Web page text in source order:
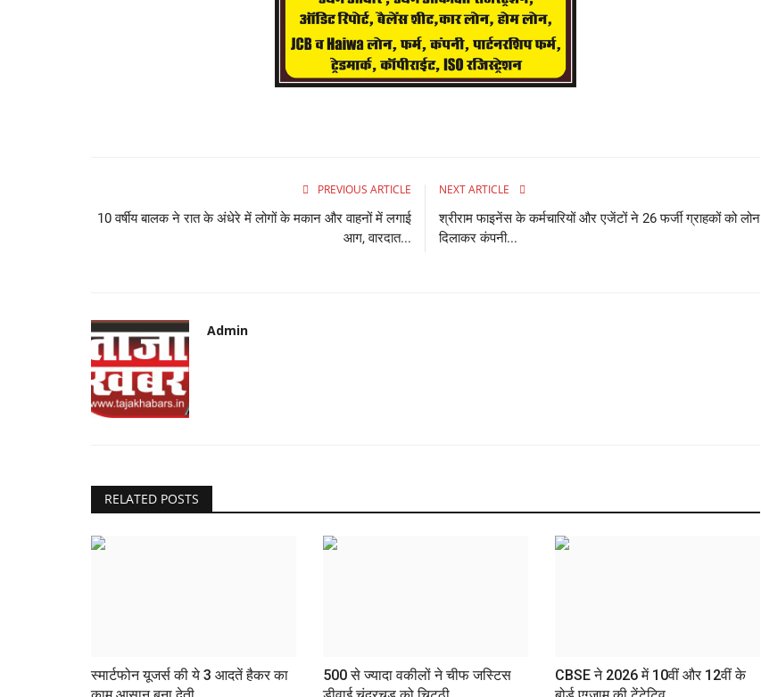
PREVIOUS ARTICLE
10 वर्षीय बालक ने रात के अंधेरे में लोगों के मकान और वाहनों में लगाई
आग, वारदात...
NEXT ARTICLE
श्रीराम फाइनेंस के कर्मचारियों और एजेंटों ने 26 फर्जी ग्राहकों को लोन
दिलाकर कंपनी...
Admin
RELATED POSTS
स्मार्टफोन यूजर्स की ये 3 आदतें हैकर का
500 से ज्यादा वकीलों ने चीफ जस्टिस
CBSE ने 2026 में 10वीं और 12वीं के